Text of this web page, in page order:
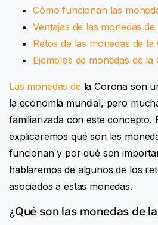
Cómo funcionan las
Ventajas de las monedas
Retos de las monedas de la
Ejemplos de monedas de la
Las monedas de la Corona son
la economía mundial, pero
familiarizada con este concepto.
explicaremos qué son las
funcionan y por qué son
hablaremos de algunos de los
asociados a estas monedas.
¿Qué son las monedas de